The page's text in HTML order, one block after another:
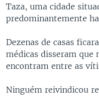
Taza, uma cidade
predominantemente
Dezenas de casas
médicas disseram que
encontram entre as
Ninguém reivindicou